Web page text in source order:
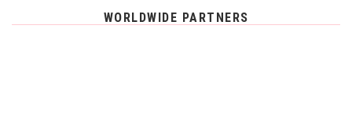
WORLDWIDE PARTNERS